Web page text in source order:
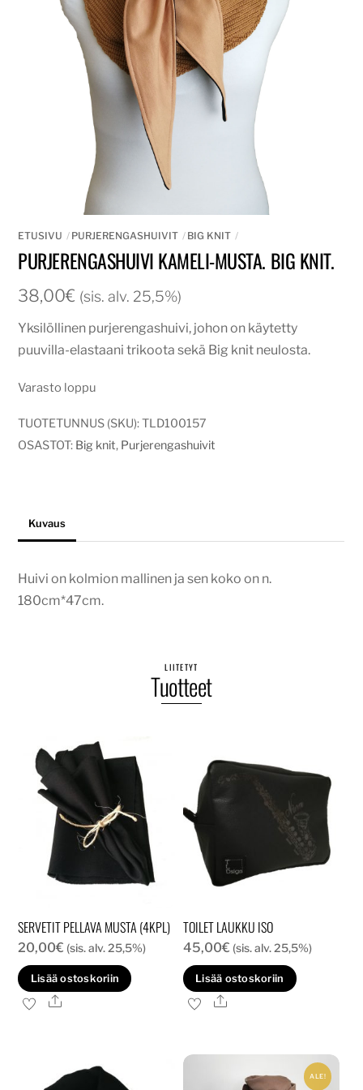
ETUSIVU PURJERENGASHUIVIT BIG KNIT
PURJERENGASHUIVI KAMELI-MUSTA. BIG KNIT.
38,00€ (sis. alv. 25,5%)
Yksilöllinen purjerengashuivi, johon on käytetty
puuvilla-elastaani trikoota sekä Big knit neulosta.
Varasto loppu
TUOTETUNNUS (SKU):TLD100157
OSASTOT: Big knit, Purjerengashuivit
Kuvaus
Huivi on kolmion mallinen ja sen koko on n.
180cm*47cm.
LIITETYT
Tuotteet
SERVETIT PELLAVA MUSTA (4KPL)
20,00€ (sis. alv. 25,5%)
Lisää ostoskoriin
Ale
TOILET LAUKKU ISO
45,00€ (sis. alv. 25,5%)
Lisää ostoskoriin
Ale
ALE!